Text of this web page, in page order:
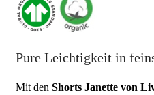
Pure Leichtigkeit in
Mit den Shorts Janette von